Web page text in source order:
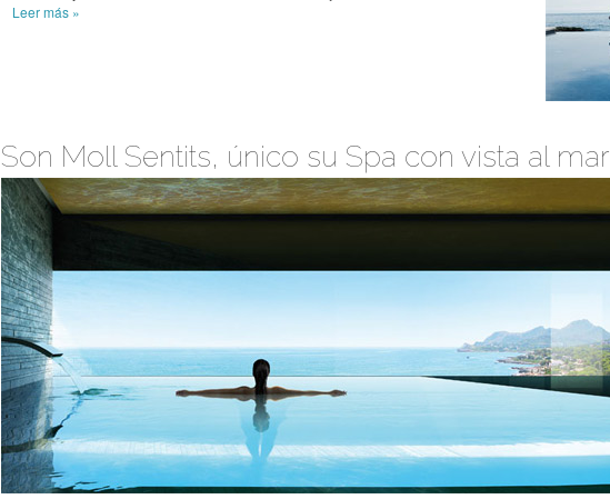
Leer más »
Son Moll Sentits, único su Spa con vista al mar